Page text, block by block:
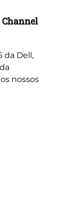
da Dell,
nossos